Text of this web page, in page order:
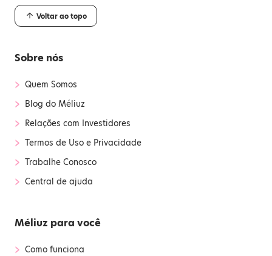
Voltar ao topo
Sobre nós
› Quem Somos
› Blog do Méliuz
› Relações com Investidores
› Termos de Uso e Privacidade
› Trabalhe Conosco
› Central de ajuda
Méliuz para você
› Como funciona